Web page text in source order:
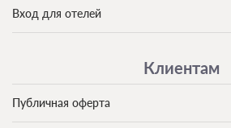
Вход для отелей
Клиентам
Публичная оферта